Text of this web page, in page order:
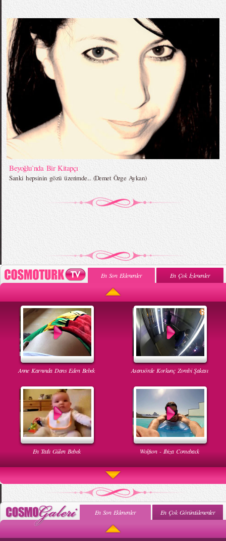
Beyoğlu`nda Bir Kitapçı
Sanki hepsinin gözü üzerimde... (Demet Özge Aykan)
En Son Eklenenler En Çok İzlenenler
Anne Karnında Dans Eden Bebek Asansörde Korkunç Zombi Şakası
En Tatlı Gülen Bebek Wolfson - Ibiza Comeback
Uyuyan Bebeğe Gangnam Dinletilirse Ne Olur
En Son Eklenenler En Çok Görüntülenenler